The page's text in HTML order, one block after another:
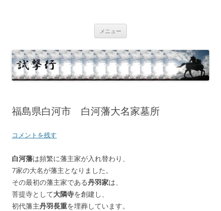
キ
ッ
プ
メニュー
福島県白河市 白河藩大名家墓所
コメントを残す
白河藩は頻繁に藩主家が入れ替わり、
7家の大名が藩主となりました。
その最初の藩主家である丹羽家は、
菩提寺として大隣寺を創建し、
初代藩主丹羽長重を埋葬しています。